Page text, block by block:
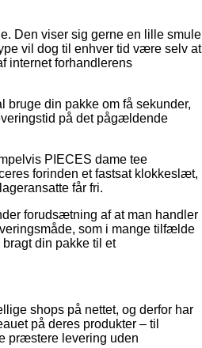
Den viser sig gerne en lille smule
vil dog til enhver tid være selv at
internet forhandlerens
bruge din pakke om få sekunder,
på det pågældende
PIECES dame tee
forinden et fastsat klokkeslæt,
får fri.
forudsætning af at man handler
som i mange tilfælde
din pakke til et
shops på nettet, og derfor har
på deres produkter – til
præstere levering uden